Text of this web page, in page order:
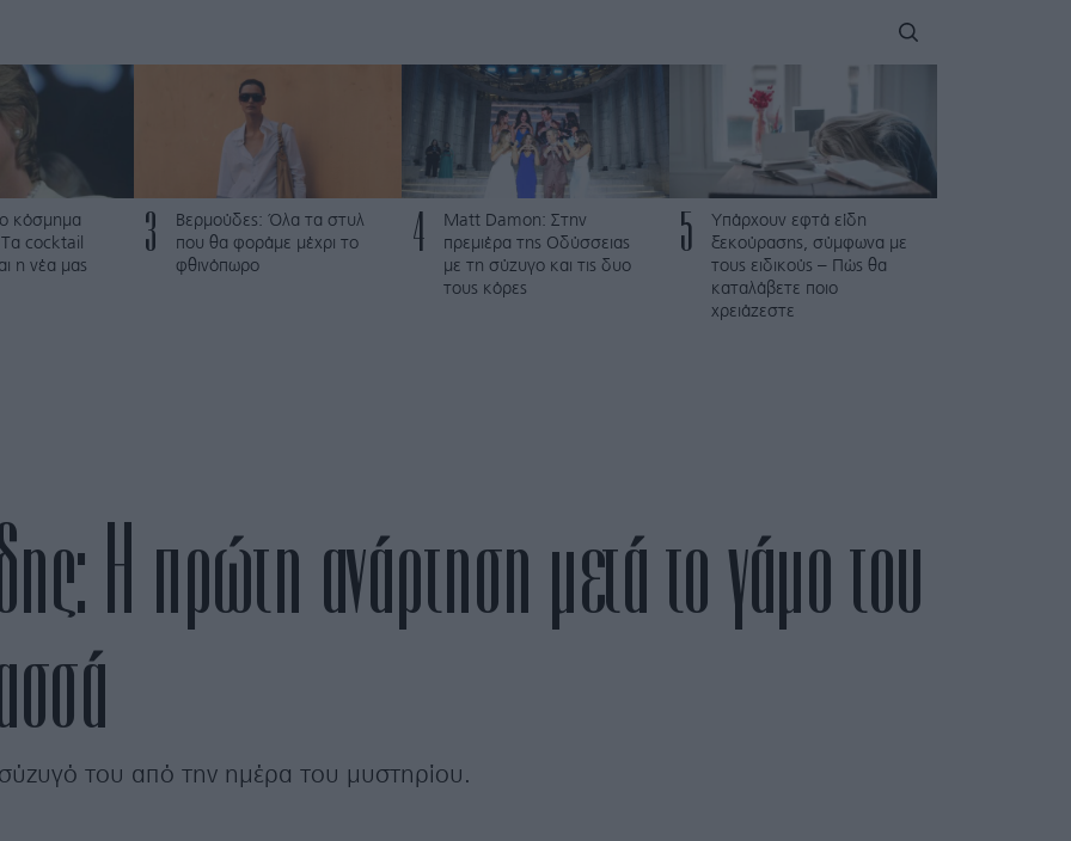
κόσμημα
cocktail
η νέα μας
3
Βερμούδες: Όλα τα στυλ
που θα φοράμε μέχρι το
φθινόπωρο
4
Matt Damon: Στην
πρεμιέρα της Οδύσσειας
με τη σύζυγο και τις δυο
τους κόρες
5
Υπάρχουν εφτά είδη
ξεκούρασης, σύμφωνα με
τους ειδικούς – Πώς θα
καταλάβετε ποιο
χρειάζεστε
Η πρώτη ανάρτηση μετά το γάμο του
του από την ημέρα του μυστηρίου.